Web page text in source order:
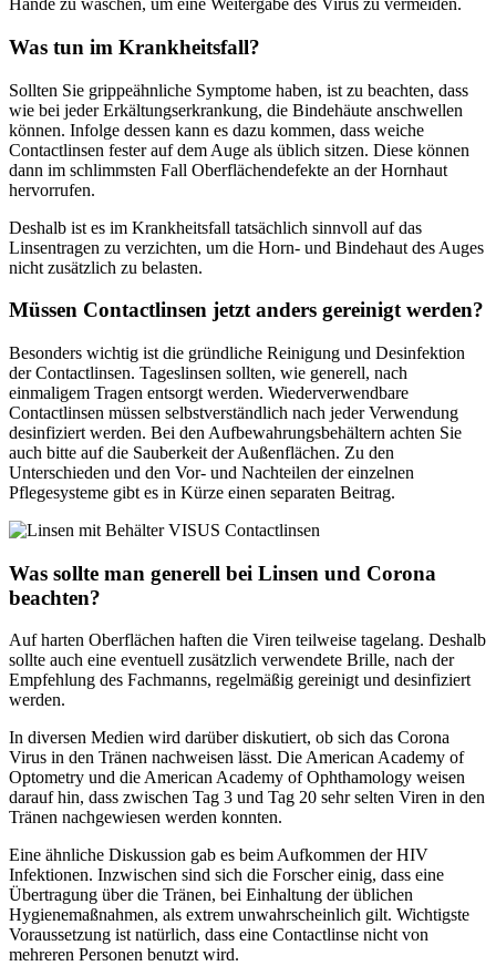
Hände zu waschen, um eine Weitergabe des Virus zu vermeiden.
Was tun im Krankheitsfall?
Sollten Sie grippeähnliche Symptome haben, ist zu beachten, dass
wie bei jeder Erkältungserkrankung, die Bindehäute anschwellen
können. Infolge dessen kann es dazu kommen, dass weiche
Contactlinsen fester auf dem Auge als üblich sitzen. Diese können
dann im schlimmsten Fall Oberflächendefekte an der Hornhaut
hervorrufen.
Deshalb ist es im Krankheitsfall tatsächlich sinnvoll auf das
Linsentragen zu verzichten, um die Horn- und Bindehaut des Auges
nicht zusätzlich zu belasten.
Müssen Contactlinsen jetzt anders gereinigt werden?
Besonders wichtig ist die gründliche Reinigung und Desinfektion
der Contactlinsen. Tageslinsen sollten, wie generell, nach
einmaligem Tragen entsorgt werden. Wiederverwendbare
Contactlinsen müssen selbstverständlich nach jeder Verwendung
desinfiziert werden. Bei den Aufbewahrungsbehältern achten Sie
auch bitte auf die Sauberkeit der Außenflächen. Zu den
Unterschieden und den Vor- und Nachteilen der einzelnen
Pflegesysteme gibt es in Kürze einen separaten Beitrag.
Was sollte man generell bei Linsen und Corona
beachten?
Auf harten Oberflächen haften die Viren teilweise tagelang. Deshalb
sollte auch eine eventuell zusätzlich verwendete Brille, nach der
Empfehlung des Fachmanns, regelmäßig gereinigt und desinfiziert
werden.
In diversen Medien wird darüber diskutiert, ob sich das Corona
Virus in den Tränen nachweisen lässt. Die American Academy of
Optometry und die American Academy of Ophthamology weisen
darauf hin, dass zwischen Tag 3 und Tag 20 sehr selten Viren in den
Tränen nachgewiesen werden konnten.
Eine ähnliche Diskussion gab es beim Aufkommen der HIV
Infektionen. Inzwischen sind sich die Forscher einig, dass eine
Übertragung über die Tränen, bei Einhaltung der üblichen
Hygienemaßnahmen, als extrem unwahrscheinlich gilt. Wichtigste
Voraussetzung ist natürlich, dass eine Contactlinse nicht von
mehreren Personen benutzt wird.